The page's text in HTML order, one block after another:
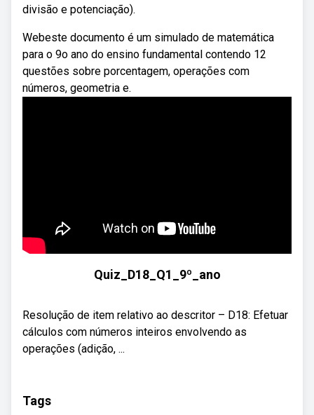
divisão e potenciação).
Webeste documento é um simulado de matemática
para o 9o ano do ensino fundamental contendo 12
questões sobre porcentagem, operações com
números, geometria e.
Quiz_D18_Q1_9º_ano
Resolução de item relativo ao descritor – D18: Efetuar
cálculos com números inteiros envolvendo as
operações (adição, ...
Tags